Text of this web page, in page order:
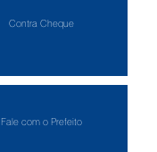
Contra Cheque
Fale com o Prefeito